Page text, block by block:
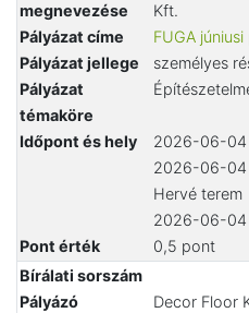
megnevezése
Kft.
Pályázat címe
FUGA
Pályázat jellege
személyes
Pályázat
témaköre
Időpont és hely
2026-06-04
2026-06-04
Hervé terem
2026-06-04
Pont érték
0,5 pont
Bírálati sorszám
Pályázó
Decor Floor